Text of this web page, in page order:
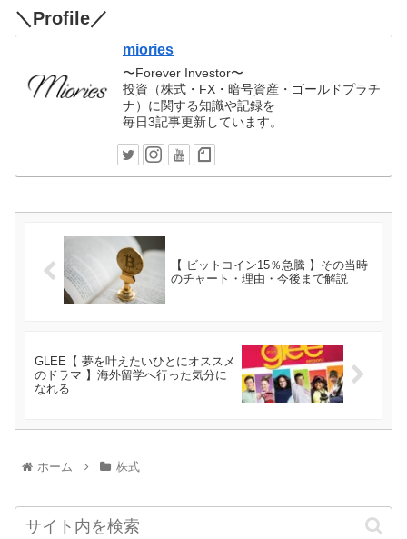
＼Profile／
miories
〜Forever Investor〜
投資（株式・FX・暗号資産・ゴールドプラチ
ナ）に関する知識や記録を
毎日3記事更新しています。
【 ビットコイン15％急騰 】その当時
のチャート・理由・今後まで解説
GLEE【 夢を叶えたいひとにオススメ
のドラマ 】海外留学へ行った気分に
なれる
ホーム 株式